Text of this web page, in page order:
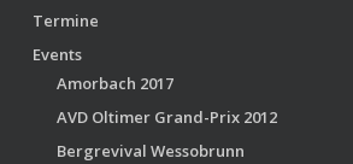
Termine
Events
Amorbach 2017
AVD Oltimer Grand-Prix 2012
Bergrevival Wessobrunn